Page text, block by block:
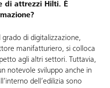
di attrezzi Hilti. È
di digitalizzazione,
manifatturiero, si colloca
agli altri settori. Tuttavia,
notevole sviluppo anche in
dell’edilizia sono